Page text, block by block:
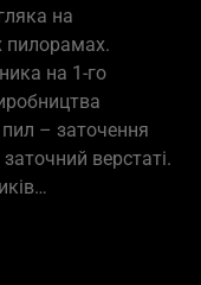
на
пилорамах.
на 1-го
– заточення
верстаті.